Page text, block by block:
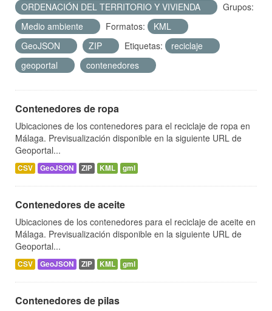
ORDENACIÓN DEL TERRITORIO Y VIVIENDA
Grupos:
Medio ambiente
Formatos:
KML
GeoJSON
ZIP Etiquetas:
reciclaje
geoportal
contenedores
Contenedores de ropa
Ubicaciones de los contenedores para el reciclaje de ropa en
Málaga. Previsualización disponible en la siguiente URL de
Geoportal...
CSV GeoJSON ZIP KML gml
Contenedores de aceite
Ubicaciones de los contenedores para el reciclaje de aceite en
Málaga. Previsualización disponible en la siguiente URL de
Geoportal...
CSV GeoJSON ZIP KML gml
Contenedores de pilas